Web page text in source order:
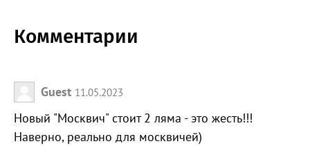
Комментарии
Guest 11.05.2023
Новый "Москвич" стоит 2 ляма - это жесть!!!
Наверно, реально для москвичей)